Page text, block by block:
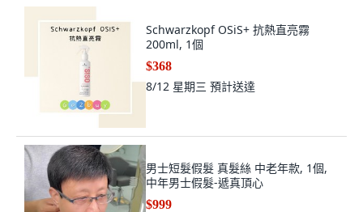
Schwarzkopf OSiS+ 抗熱直亮霧
200ml, 1個
$368
8/12 星期三 預計送達
男士短髮假髮 真髮絲 中老年款, 1個,
中年男士假髮-遞真頂心
$999